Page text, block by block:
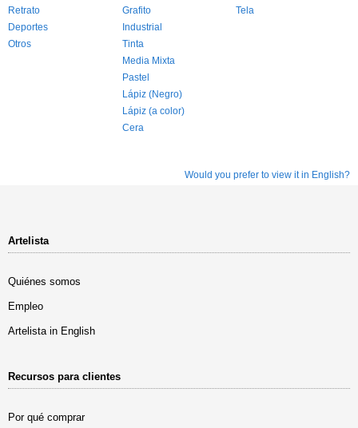
Retrato
Deportes
Otros
Grafito
Industrial
Tinta
Media Mixta
Pastel
Lápiz (Negro)
Lápiz (a color)
Cera
Tela
Would you prefer to view it in English?
Artelista
Quiénes somos
Empleo
Artelista in English
Recursos para clientes
Por qué comprar